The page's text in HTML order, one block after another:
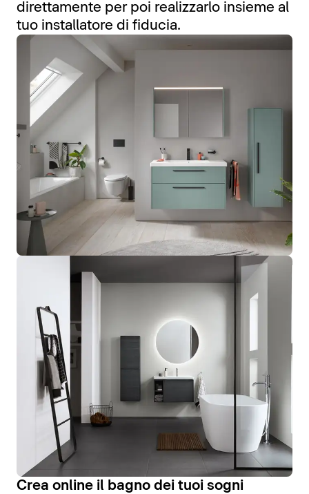
direttamente per poi realizzarlo insieme al
tuo installatore di fiducia.
Crea online il bagno dei tuoi sogni